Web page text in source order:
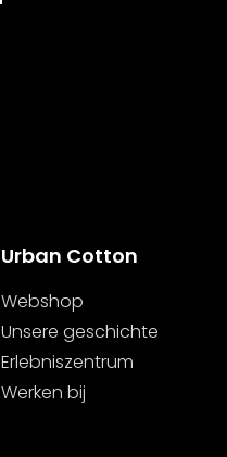
Urban Cotton
Webshop
Unsere geschichte
Erlebniszentrum
Werken bij